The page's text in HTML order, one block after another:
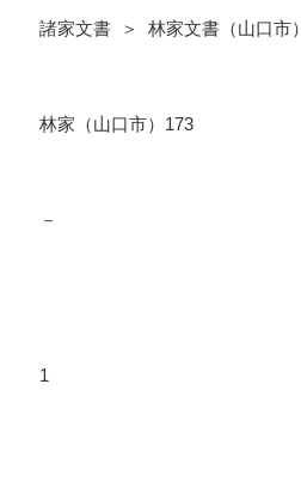
諸家文書 ＞ 林家文書（山口市）
林家（山口市）173
－
1